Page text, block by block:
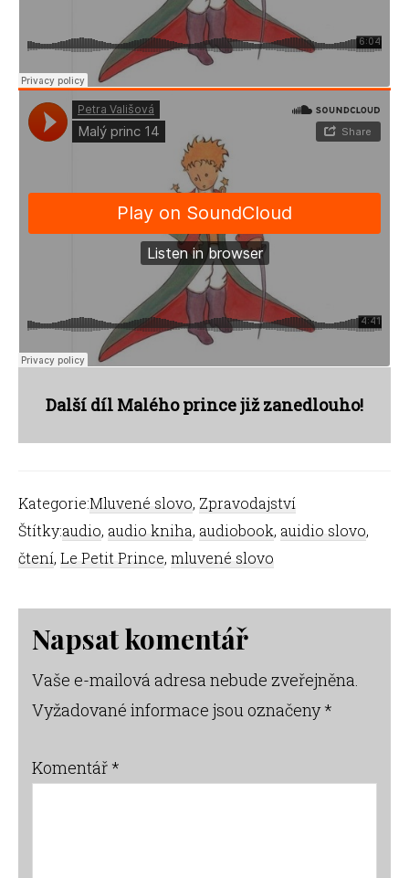
Další díl Malého prince již zanedlouho!
Kategorie:Mluvené slovo, Zpravodajství
Štítky:audio, audio kniha, audiobook, auidio slovo,
čtení, Le Petit Prince, mluvené slovo
Reader
Interactions
Napsat komentář
Vaše e-mailová adresa nebude zveřejněna.
Vyžadované informace jsou označeny*
Komentář*